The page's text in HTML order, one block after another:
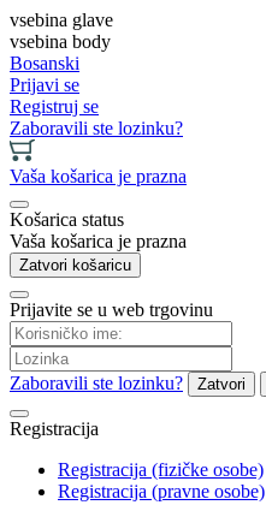
vsebina glave
vsebina body
Bosanski
Prijavi se
Registruj se
Zaboravili ste lozinku?
Vaša košarica je prazna
Košarica status
Vaša košarica je prazna
Zatvori košaricu
Prijavite se u web trgovinu
Zaboravili ste lozinku? Zatvori
Registracija
Registracija (fizičke osobe)
Registracija (pravne osobe)